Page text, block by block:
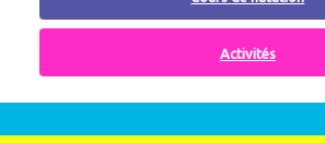
Activités